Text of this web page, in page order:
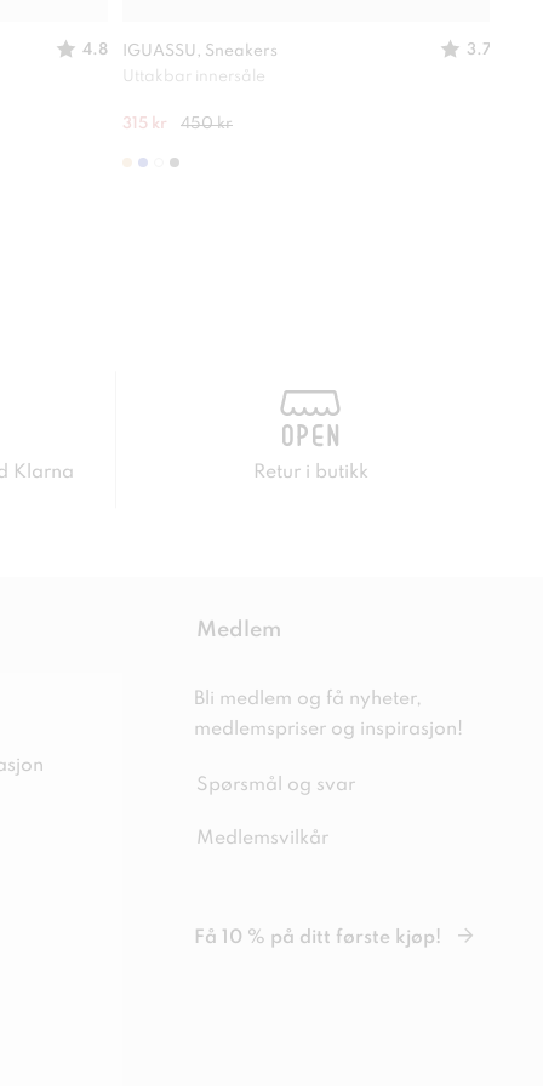
4.8
IGUASSU, Sneakers
3.7
Uttakbar innersåle
315 kr 450 kr
Klarna Retur i butikk
Medlem
Bli medlem og få nyheter,
medlemspriser og inspirasjon!
Spørsmål og svar
Medlemsvilkår
Få 10 % på ditt første kjøp!